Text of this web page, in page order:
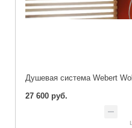
Душевая система Webert
27 600 руб.